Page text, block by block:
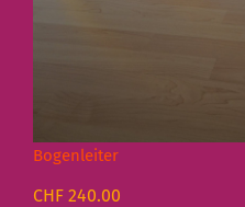
Bogenleiter
CHF 240.00